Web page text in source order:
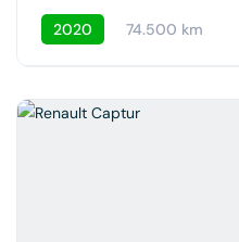
2020 74.500 km